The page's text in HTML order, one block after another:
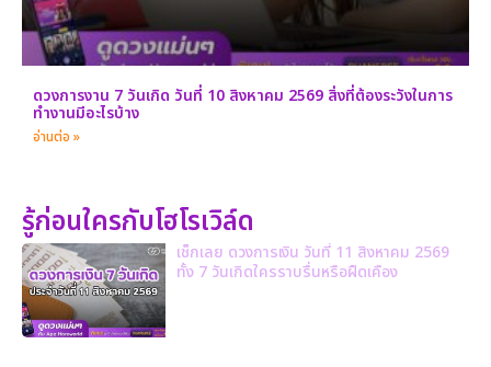
ดวงการงาน 7 วันเกิด วันที่ 10 สิงหาคม 2569 สิ่งที่ต้องระวังในการ
ทำงานมีอะไรบ้าง
อ่านต่อ »
รู้ก่อนใครกับโฮโรเวิล์ด
เช็กเลย ดวงการเงิน วันที่ 11 สิงหาคม 2569
ทั้ง 7 วันเกิดใครราบรื่นหรือฝืดเคือง